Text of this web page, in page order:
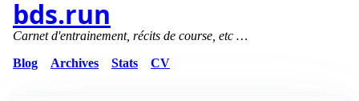
bds.run
Carnet d'entrainement, récits de course, etc …
Blog
Archives Stats CV